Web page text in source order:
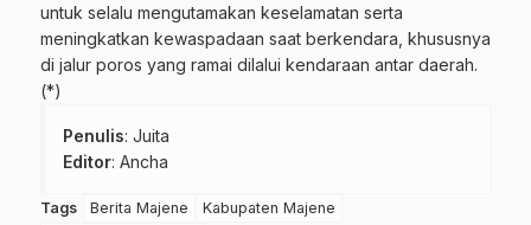
untuk selalu mengutamakan keselamatan serta
meningkatkan kewaspadaan saat berkendara, khususnya
di jalur poros yang ramai dilalui kendaraan antar daerah.
(*)
Penulis: Juita
Editor: Ancha
Tags Berita Majene
Kabupaten Majene